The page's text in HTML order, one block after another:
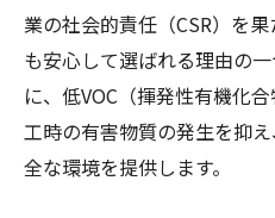
ューション
日常生活における
エーワンA1が提案
コーティングで変
安全と安心を提供
業の社会的責任（CSR）を
も安心して選ばれる理由の
に、低VOC（揮発性有機化
工時の有害物質の発生を抑
全な環境を提供します。